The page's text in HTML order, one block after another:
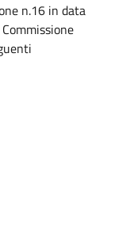
n.16 in data